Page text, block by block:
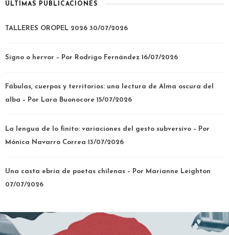
ÚLTIMAS PUBLICACIONES
TALLERES OROPEL 2026 30/07/2026
Signo o hervor – Por Rodrigo Fernández 16/07/2026
Fábulas, cuerpos y territorios: una lectura de Alma oscura del
alba – Por Lara Buonocore 15/07/2026
La lengua de lo finito: variaciones del gesto subversivo – Por
Mónica Navarro Correa 13/07/2026
Una casta ebria de poetas chilenas – Por Marianne Leighton
07/07/2026